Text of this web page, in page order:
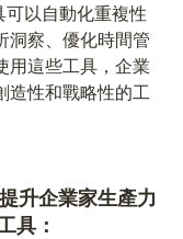
可以自動化重複性
洞察、優化時間管
用這些工具，企業
造性和戰略性的工
升企業家生產力
具：